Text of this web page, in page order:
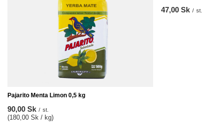
Pajarito Menta Limon 0,5 kg
90,00 Sk / st.
(180,00 Sk / kg)
47,00 Sk / st.